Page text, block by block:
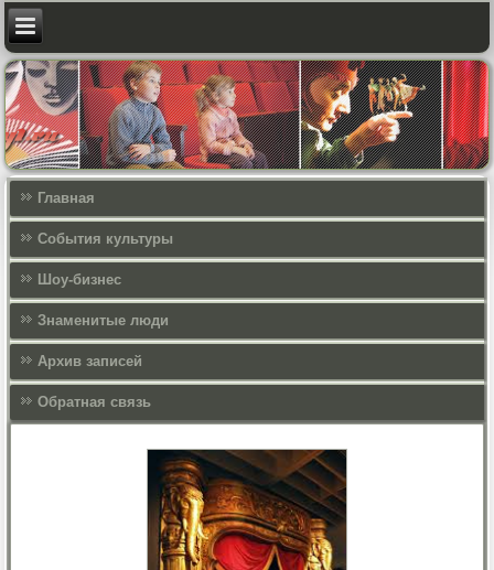
Главная
События культуры
Шоу-бизнес
Знаменитые люди
Архив записей
Обратная связь